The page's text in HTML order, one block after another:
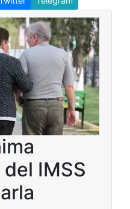
IMSS